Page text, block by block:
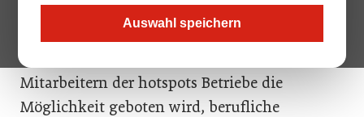
Auswahl speichern
neuen Bildungsprogrammes der Linzer
hotspots Gastronomen und Hoteliers, mit dem
den rund 130 Lehrlingen und 1130
Mitarbeitern der hotspots Betriebe die
Möglichkeit geboten wird, berufliche